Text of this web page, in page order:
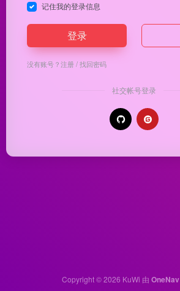
记住我的登录信息
登录
没有账号？注册/找回密码
社交帐号登录
Copyright © 2026 KuWi 由 OneNav